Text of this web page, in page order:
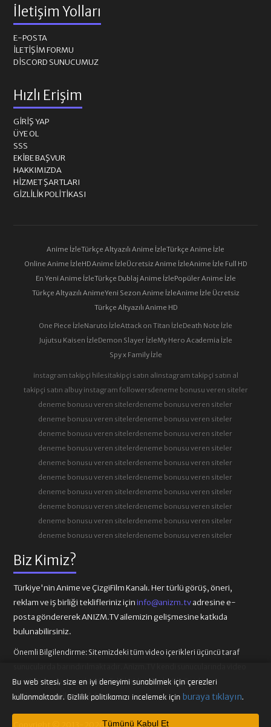
Biz Kimiz?
Türkiye'nin Anime ve ÇizgiFilm Kanalı. Her türlü görüş, öneri,
reklam ve iş birliği teklifleriniz içininfo@anizm.tvadresine e-
posta göndererek ANIZM.TV ailemizin gelişmesine katkıda
bulunabilirsiniz.
Önemli Bilgilendirme: Sitemizdeki tüm video içerikleri üçüncü taraf
içeriği barındırmamaktadır. Telif hakkı talepleri ilgili video
sağlayıcılarına iletilmelidir.
Copyright © 2013-2026
İletişim Yolları
E-POSTA
İLETIŞIM FORMU
DISCORD SUNUCUMUZ
Hızlı Erişim
GIRIŞ YAP
ÜYE OL
SSS
EKIBE BAŞVUR
HAKKIMIZDA
HIZMET ŞARTLARI
GIZLILIK POLITIKASI
Anime İzleTürkçe Altyazılı Anime İzleTürkçe Anime İzle
Online Anime İzleHD Anime İzleÜcretsiz Anime İzleAnime İzle Full HD
En Yeni Anime İzleTürkçe Dublaj Anime İzlePopüler Anime İzle
Türkçe Altyazılı AnimeYeni Sezon Anime İzleAnime İzle Ücretsiz
Türkçe Altyazılı Anime HD
One Piece İzleNaruto İzleAttack on Titan İzleDeath Note İzle
Jujutsu Kaisen İzleDemon Slayer İzleMy Hero Academia İzle
Spy x Family İzle
instagram takipçi hilesitakipçi satın alinstagram takipçi satın al
takipçi satın albuy instagram followersdeneme bonusu veren siteler
deneme bonusu veren sitelerdeneme bonusu veren siteler
deneme bonusu veren sitelerdeneme bonusu veren siteler
deneme bonusu veren sitelerdeneme bonusu veren siteler
deneme bonusu veren sitelerdeneme bonusu veren siteler
deneme bonusu veren sitelerdeneme bonusu veren siteler
deneme bonusu veren sitelerdeneme bonusu veren siteler
deneme bonusu veren sitelerdeneme bonusu veren siteler
deneme bonusu veren sitelerdeneme bonusu veren siteler
deneme bonusu veren sitelerdeneme bonusu veren siteler
deneme bonusu veren sitelerdeneme bonusu veren siteler
Bu web sitesi, size en iyi deneyimi sunabilmek için çerezleri
kullanmaktadır. Gizlilik politikamızı incelemek için buraya tıklayın.
Tümünü Kabul Et